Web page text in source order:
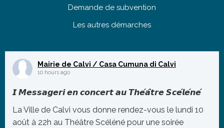
Demande de subvention
Les autres démarches
Mairie de Calvi / Casa Cumuna di Calvi
10 hours ago
𝙄 𝙈𝙚𝙨𝙨𝙖𝙜𝙚𝙧𝙞 𝙚𝙣 𝙘𝙤𝙣𝙘𝙚𝙧𝙩 𝙖𝙪 𝙏𝙝𝙚́𝙖̂𝙩𝙧𝙚 𝙎𝙘𝙚́𝙡𝙚́𝙣𝙚́
La Ville de Calvi vous donne rendez-vous le lundi 10
août à 22h au Théâtre Scéléné pour une soirée